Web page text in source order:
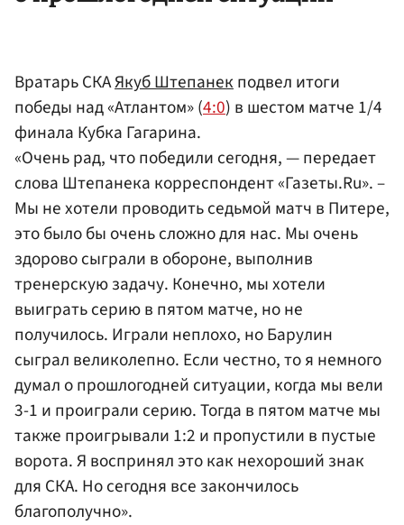
Вратарь СКАЯкуб Штепанекподвел итоги
победы над «Атлантом» (4:0) в шестом матче 1/4
финала Кубка Гагарина.
«Очень рад, что победили сегодня, — передает
слова Штепанека корреспондент «Газеты.Ru». –
Мы не хотели проводить седьмой матч в Питере,
это было бы очень сложно для нас. Мы очень
здорово сыграли в обороне, выполнив
тренерскую задачу. Конечно, мы хотели
выиграть серию в пятом матче, но не
получилось. Играли неплохо, но Барулин
сыграл великолепно. Если честно, то я немного
думал о прошлогодней ситуации, когда мы вели
3-1 и проиграли серию. Тогда в пятом матче мы
также проигрывали 1:2 и пропустили в пустые
ворота. Я воспринял это как нехороший знак
для СКА. Но сегодня все закончилось
благополучно».